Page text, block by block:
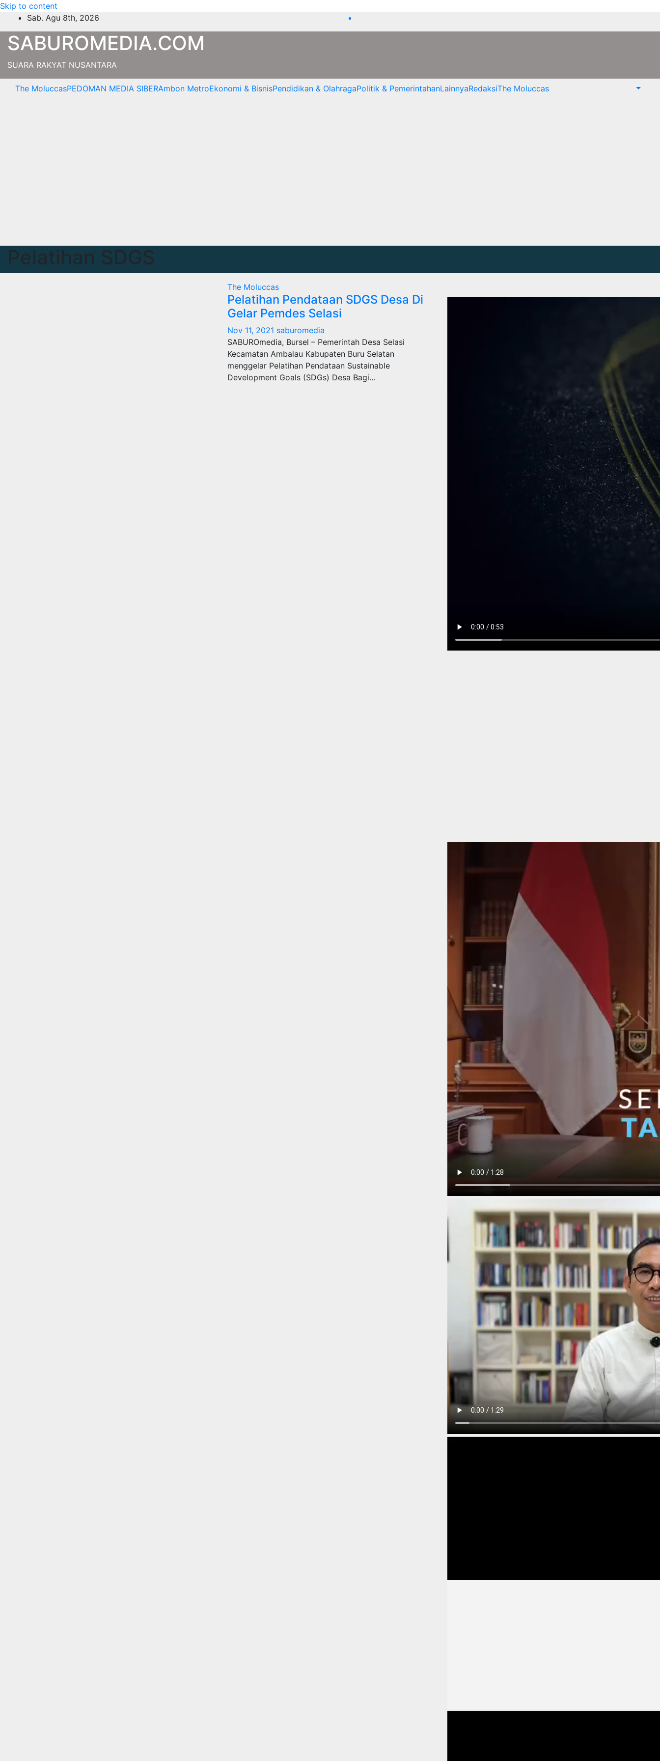
Skip to content
Sab. Agu 8th, 2026
SABUROMEDIA.COM
SUARA RAKYAT NUSANTARA
The MoluccasPEDOMAN MEDIA SIBERAmbon MetroEkonomi & BisnisPendidikan & OlahragaPolitik & PemerintahanLainnyaRedaksiThe Moluccas
Pelatihan SDGS
The Moluccas
Pelatihan Pendataan SDGS Desa Di
Gelar Pemdes Selasi
Nov 11, 2021 saburomedia
SABUROmedia, Bursel – Pemerintah Desa Selasi
Kecamatan Ambalau Kabupaten Buru Selatan
menggelar Pelatihan Pendataan Sustainable
Development Goals (SDGs) Desa Bagi…